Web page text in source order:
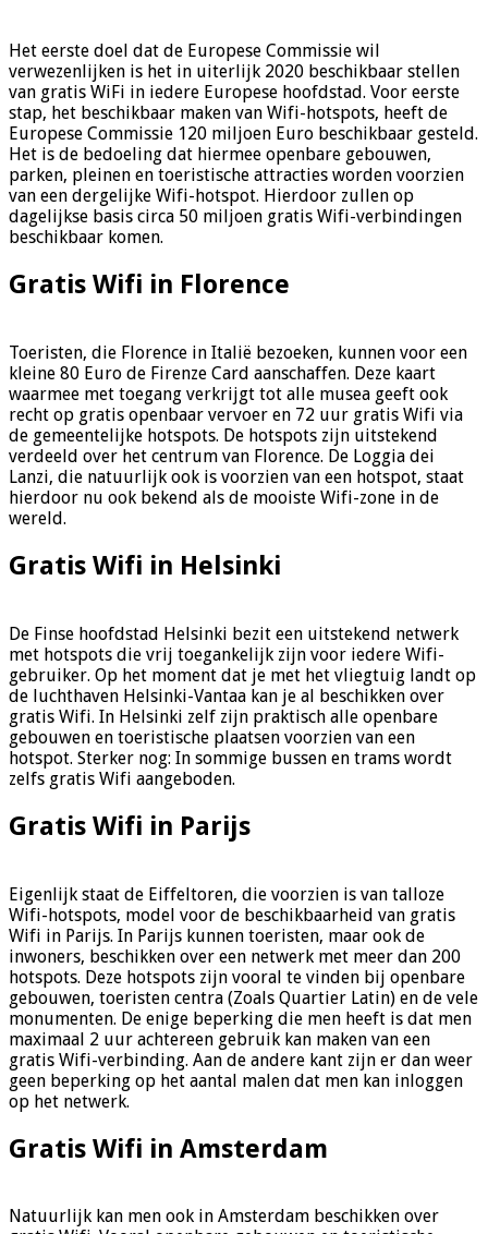
Het eerste doel dat de Europese Commissie wil
verwezenlijken is het in uiterlijk 2020 beschikbaar stellen
van gratis WiFi in iedere Europese hoofdstad. Voor eerste
stap, het beschikbaar maken van Wifi-hotspots, heeft de
Europese Commissie 120 miljoen Euro beschikbaar gesteld.
Het is de bedoeling dat hiermee openbare gebouwen,
parken, pleinen en toeristische attracties worden voorzien
van een dergelijke Wifi-hotspot. Hierdoor zullen op
dagelijkse basis circa 50 miljoen gratis Wifi-verbindingen
beschikbaar komen.
Gratis Wifi in Florence
Toeristen, die Florence in Italië bezoeken, kunnen voor een
kleine 80 Euro de Firenze Card aanschaffen. Deze kaart
waarmee met toegang verkrijgt tot alle musea geeft ook
recht op gratis openbaar vervoer en 72 uur gratis Wifi via
de gemeentelijke hotspots. De hotspots zijn uitstekend
verdeeld over het centrum van Florence. De Loggia dei
Lanzi, die natuurlijk ook is voorzien van een hotspot, staat
hierdoor nu ook bekend als de mooiste Wifi-zone in de
wereld.
Gratis Wifi in Helsinki
De Finse hoofdstad Helsinki bezit een uitstekend netwerk
met hotspots die vrij toegankelijk zijn voor iedere Wifi-
gebruiker. Op het moment dat je met het vliegtuig landt op
de luchthaven Helsinki-Vantaa kan je al beschikken over
gratis Wifi. In Helsinki zelf zijn praktisch alle openbare
gebouwen en toeristische plaatsen voorzien van een
hotspot. Sterker nog: In sommige bussen en trams wordt
zelfs gratis Wifi aangeboden.
Gratis Wifi in Parijs
Eigenlijk staat de Eiffeltoren, die voorzien is van talloze
Wifi-hotspots, model voor de beschikbaarheid van gratis
Wifi in Parijs. In Parijs kunnen toeristen, maar ook de
inwoners, beschikken over een netwerk met meer dan 200
hotspots. Deze hotspots zijn vooral te vinden bij openbare
gebouwen, toeristen centra (Zoals Quartier Latin) en de vele
monumenten. De enige beperking die men heeft is dat men
maximaal 2 uur achtereen gebruik kan maken van een
gratis Wifi-verbinding. Aan de andere kant zijn er dan weer
geen beperking op het aantal malen dat men kan inloggen
op het netwerk.
Gratis Wifi in Amsterdam
Natuurlijk kan men ook in Amsterdam beschikken over